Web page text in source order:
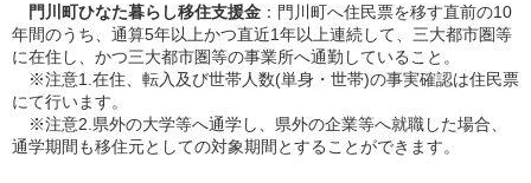
門川町ひなた暮らし移住支援金 ：門川町へ住民票を移す直前の10
年間のうち、通算5年以上かつ直近1年以上連続して、三大都市圏等
に在住し、かつ三大都市圏等の事業所へ通勤していること。
※注意1.在住、転入及び世帯人数(単身・世帯)の事実確認は住民票
にて行います。
※注意2.県外の大学等へ通学し、県外の企業等へ就職した場合、
通学期間も移住元としての対象期間とすることができます。